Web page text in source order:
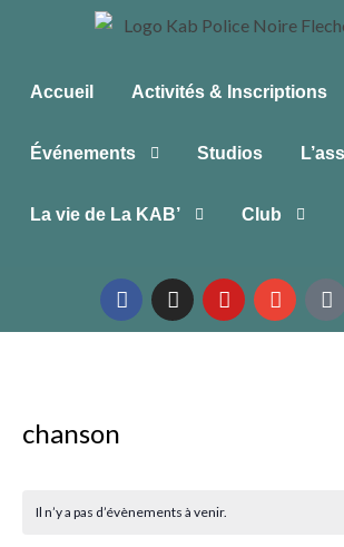
Accueil Activités & Inscriptions
Événements Studios
La vie de La KAB’ Club
chanson
Il n’y a pas d’évènements à venir.